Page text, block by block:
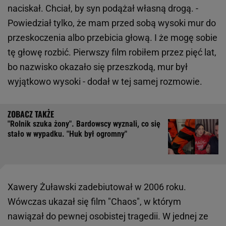
naciskał. Chciał, by syn podążał własną drogą. -
Powiedział tylko, że mam przed sobą wysoki mur do
przeskoczenia albo przebicia głową. I że mogę sobie
tę głowę rozbić. Pierwszy film robiłem przez pięć lat,
bo nazwisko okazało się przeszkodą, mur był
wyjątkowo wysoki - dodał w tej samej rozmowie.
"Rolnik szuka żony". Bardowscy wyznali, co się
stało w wypadku. "Huk był ogromny"
Xawery Żuławski zadebiutował w 2006 roku.
Wówczas ukazał się film "Chaos", w którym
nawiązał do pewnej osobistej tragedii. W jednej ze